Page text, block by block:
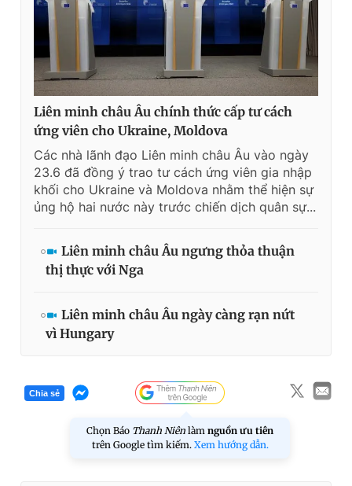
Liên minh châu Âu chính thức cấp tư cách
ứng viên cho Ukraine, Moldova
Các nhà lãnh đạo Liên minh châu Âu vào ngày
23.6 đã đồng ý trao tư cách ứng viên gia nhập
khối cho Ukraine và Moldova nhằm thể hiện sự
ủng hộ hai nước này trước chiến dịch quân sự...
Liên minh châu Âu ngưng thỏa thuận
thị thực với Nga
Liên minh châu Âu ngày càng rạn nứt
vì Hungary
Chia sẻ
Chọn Báo Thanh Niên làm nguồn ưu tiên
trên Google tìm kiếm. Xem hướng dẫn.